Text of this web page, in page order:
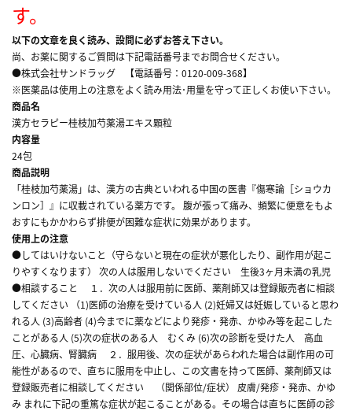
す。
以下の文章を良く読み、設問に必ずお答え下さい。
尚、お薬に関するご質問は下記電話番号までお問合せください。
●株式会社サンドラッグ 【電話番号：0120-009-368】
※医薬品は使用上の注意をよく読み用法･用量を守って正しくお使い下さい。
商品名
漢方セラピー桂枝加芍薬湯エキス顆粒
内容量
24包
商品説明
「桂枝加芍薬湯」は、漢方の古典といわれる中国の医書『傷寒論［ショウカ
ンロン］』に収載されている薬方です。 腹が張って痛み、頻繁に便意をもよ
おすにもかかわらず排便が困難な症状に効果があります。
使用上の注意
●してはいけないこと（守らないと現在の症状が悪化したり、副作用が起こ
りやすくなります） 次の人は服用しないでください 生後3ヶ月未満の乳児
●相談すること １．次の人は服用前に医師、薬剤師又は登録販売者に相談
してください （1)医師の治療を受けている人 (2)妊婦又は妊娠していると思わ
れる人 (3)高齢者 (4)今までに薬などにより発疹・発赤、かゆみ等を起こした
ことがある人 (5)次の症状のある人 むくみ (6)次の診断を受けた人 高血
圧、心臓病、腎臓病 ２．服用後、次の症状があらわれた場合は副作用の可
能性があるので、直ちに服用を中止し、この文書を持って医師、薬剤師又は
登録販売者に相談してください （関係部位/症状） 皮膚/発疹・発赤、かゆ
み まれに下記の重篤な症状が起こることがある。その場合は直ちに医師の診